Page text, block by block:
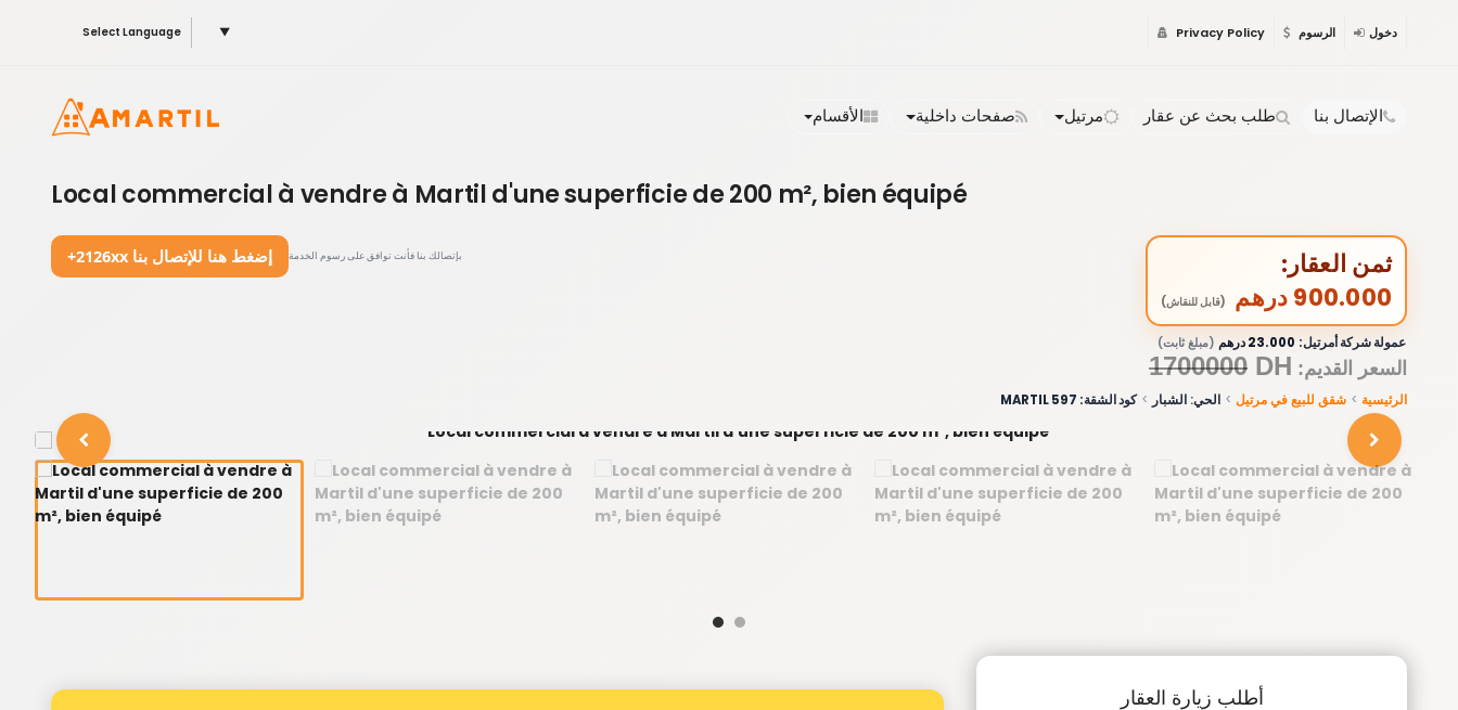
Select Language ▼ Privacy Policy الرسوم دخول
الإتصال بنا طلب بحث عن عقار مرتيل صفحات داخلية الأقسام
Local commercial à vendre à Martil d'une superficie de 200 m², bien équipé
+2126xx إضغط هنا للإتصال بنا بإتصالك بنا فأنت توافق على رسوم الخدمة
ثمن العقار:
900.000 درهم
(قابل للنقاش)
عمولة شركة أمرتيل: 23.000 درهم (مبلغ ثابت)
1700000 DH :السعر القديم
الرئيسية شقق للبيع في مرتيل الحي: الشبار كود الشقة: 597 MARTIL
أطلب زيارة العقار